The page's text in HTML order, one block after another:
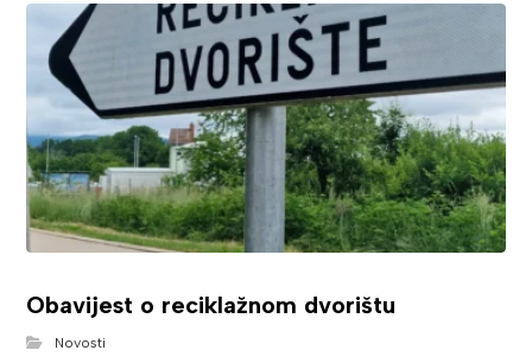
Obavijest o reciklažnom dvorištu
Novosti